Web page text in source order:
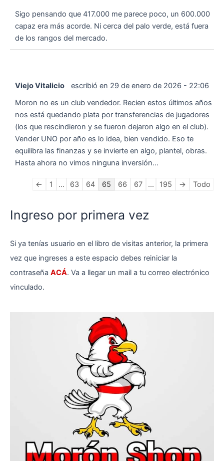
Ingreso por primera vez
Si ya tenías usuario en el libro de visitas anterior, la primera
vez que ingreses a este espacio debes reiniciar la
contraseña ACÁ. Va a llegar un mail a tu correo electrónico
vinculado.
Sigo pensando que 417.000 me parece poco, un 600.000
capaz era más acorde. Ni cerca del palo verde, está fuera
de los rangos del mercado.
Viejo Vitalicio escribió en 29 de enero de 2026 - 22:06
Moron no es un club vendedor. Recien estos últimos años
nos está quedando plata por transferencias de jugadores
(los que rescindieron y se fueron dejaron algo en el club).
Vender UNO por año es lo idea, bien vendido. Eso te
equilibra las finanzas y se invierte en algo, plantel, obras.
Hasta ahora no vimos ninguna inversión...
Navegación
lista
libros
de
visitas
← 1 ... 63 64 65 66 67 ... 195 → Todo